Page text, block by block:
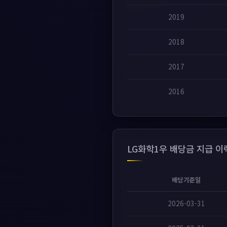
2019
2018
2017
2016
LG화학1우 배당금 지급 이
배당기준일
2026-03-31